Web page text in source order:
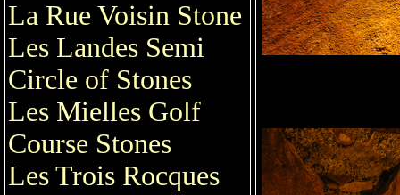
La Rue Voisin Stone
Les Landes Semi
Circle of Stones
Les Mielles Golf
Course Stones
Les Trois Rocques